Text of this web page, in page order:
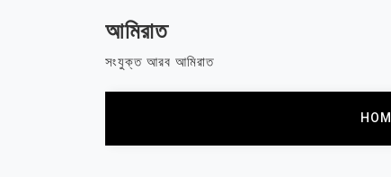
আমিরাত
সংযুক্ত আরব আমিরাত